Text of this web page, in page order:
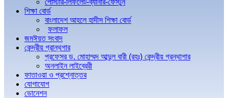
পোস্টার-লিফলেট-ব্যানার-ফেস্টুন
শিক্ষা বোর্ড
বাংলাদেশ আহলে হাদীস শিক্ষা বোর্ড
ফলাফল
জমঈয়ত সংবাদ
কেন্দ্রীয় গ্রান্থগার
প্রফেসর ড. মোহাম্মদ আব্দুল বারী (রহঃ) কেন্দ্রীয় গ্রন্থাগার
অনলাইন লাইব্রেরী
ফাতাওয়া ও প্রশ্নোত্তর
যোগাযোগ
ডোনেশন